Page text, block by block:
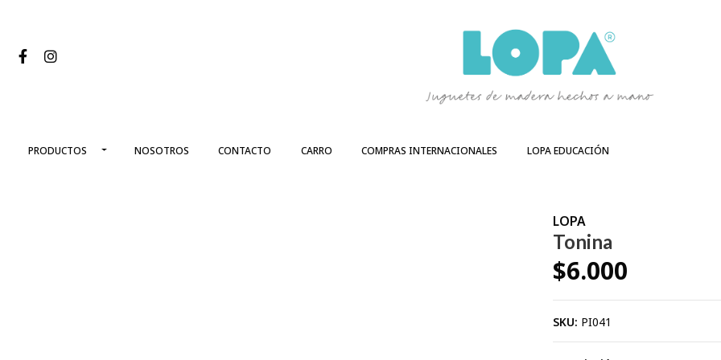
PRODUCTOS NOSOTROS CONTACTO CARRO COMPRAS INTERNACIONALES LOPA EDUCACIÓN
LOPA
Tonina
$6.000
SKU: PI041